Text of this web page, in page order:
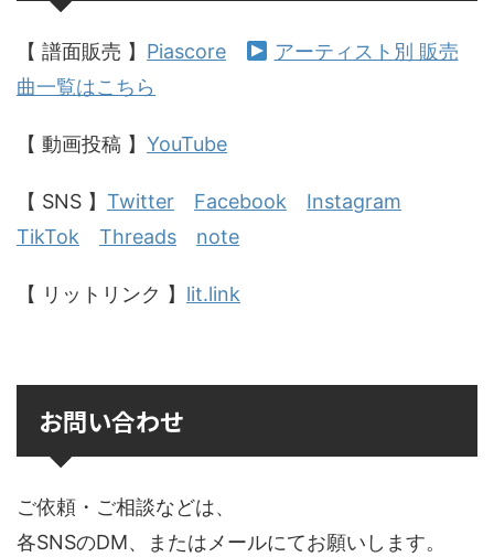
【 譜面販売 】 Piascore
アーティスト別 販売
曲一覧はこちら
【 動画投稿 】 YouTube
【 SNS 】 Twitter Facebook
Instagram
TikTok
Threads note
【 リットリンク 】 lit.link
お問い合わせ
ご依頼・ご相談などは、
各SNSのDM、またはメールにてお願いします。